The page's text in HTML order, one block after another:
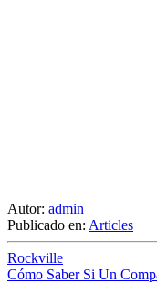
Autor: admin
Publicado en: Articles
Rockville
Cómo Saber Si Un